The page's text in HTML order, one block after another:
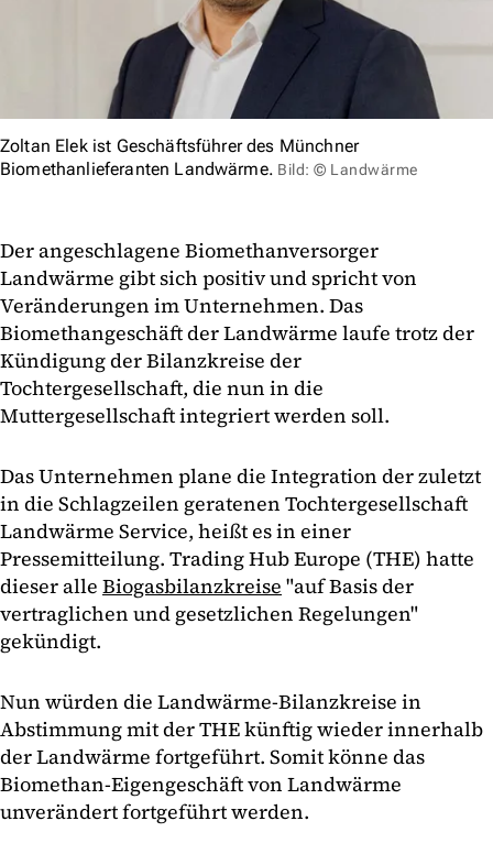
Zoltan Elek ist Geschäftsführer des Münchner
Biomethanlieferanten Landwärme. Bild: © Landwärme
Der angeschlagene Biomethanversorger
Landwärme gibt sich positiv und spricht von
Veränderungen im Unternehmen. Das
Biomethangeschäft der Landwärme laufe trotz der
Kündigung der Bilanzkreise der
Tochtergesellschaft, die nun in die
Muttergesellschaft integriert werden soll.
Das Unternehmen plane die Integration der zuletzt
in die Schlagzeilen geratenen Tochtergesellschaft
Landwärme Service, heißt es in einer
Pressemitteilung. Trading Hub Europe (THE) hatte
dieser alle Biogasbilanzkreise "auf Basis der
vertraglichen und gesetzlichen Regelungen"
gekündigt.
Nun würden die Landwärme-Bilanzkreise in
Abstimmung mit der THE künftig wieder innerhalb
der Landwärme fortgeführt. Somit könne das
Biomethan-Eigengeschäft von Landwärme
unverändert fortgeführt werden.